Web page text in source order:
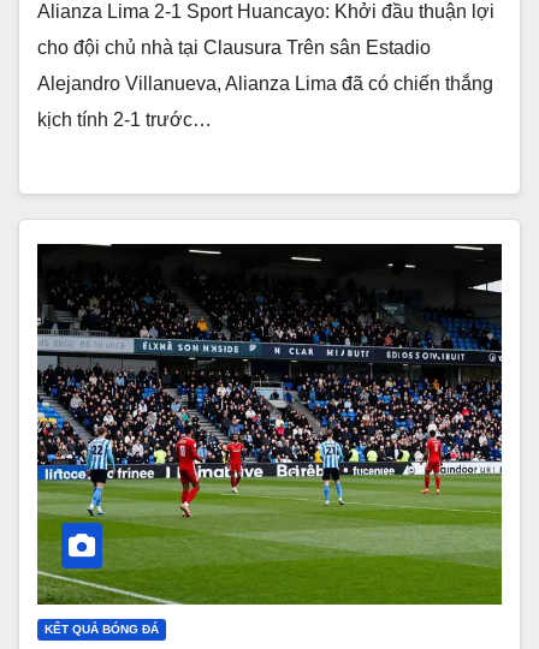
Alianza Lima 2-1 Sport Huancayo: Khởi đầu thuận lợi
cho đội chủ nhà tại Clausura Trên sân Estadio
Alejandro Villanueva, Alianza Lima đã có chiến thắng
kịch tính 2-1 trước…
KẾT QUẢ BÓNG ĐÁ